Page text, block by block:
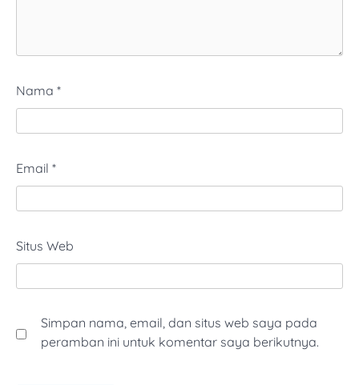
Nama *
Email *
Situs Web
Simpan nama, email, dan situs web saya pada
peramban ini untuk komentar saya berikutnya.